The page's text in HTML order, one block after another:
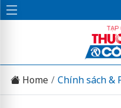
Home Chính sách &